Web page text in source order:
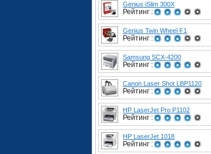
Genius iSlim 300X
Рейтинг :
Genius Twin Wheel F1
Рейтинг :
Samsung SCX-4200
Рейтинг :
Canon Laser Shot LBP1120
Рейтинг :
HP LaserJet Pro P1102
Рейтинг :
HP LaserJet 1018
Рейтинг :